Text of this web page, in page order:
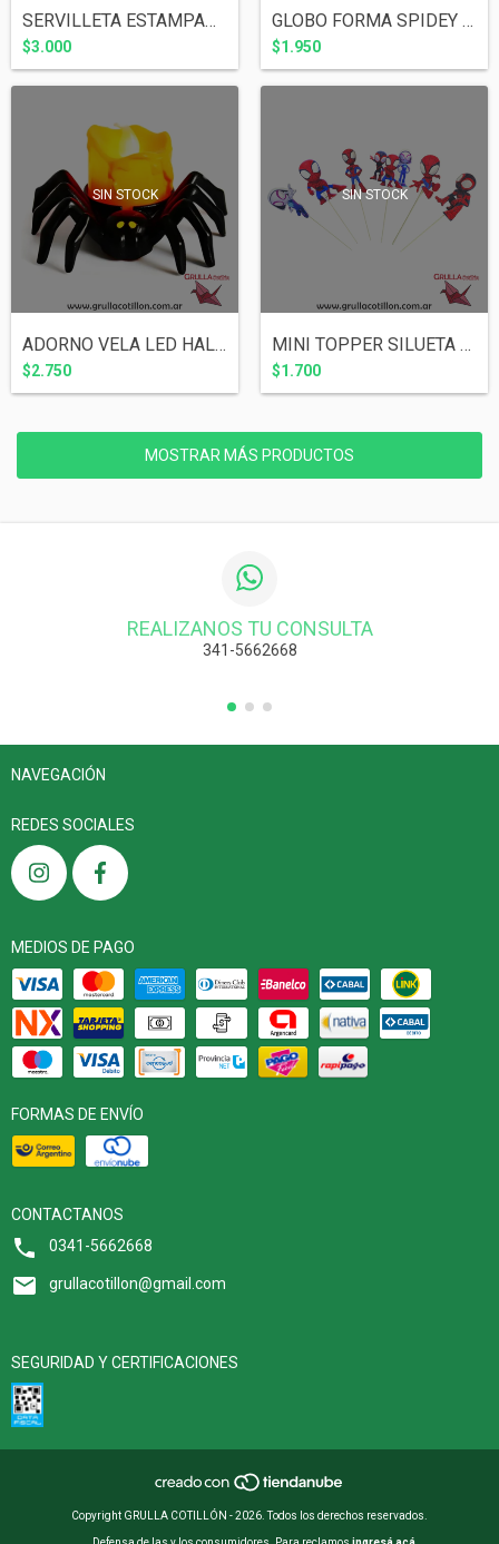
SERVILLETA ESTAMPADA SPIDEY x20
$3.000
GLOBO FORMA SPIDEY 60 cm
$1.950
SIN STOCK
ADORNO VELA LED HALLOWEEN - ARAÑA
$2.750
SIN STOCK
MINI TOPPER SILUETA SPIDEY x6
$1.700
MOSTRAR MÁS PRODUCTOS
REALIZANOS TU CONSULTA
341-5662668
NAVEGACIÓN
REDES SOCIALES
MEDIOS DE PAGO
FORMAS DE ENVÍO
CONTACTANOS
0341-5662668
grullacotillon@gmail.com
SEGURIDAD Y CERTIFICACIONES
Copyright GRULLA COTILLÓN - 2026. Todos los derechos reservados.